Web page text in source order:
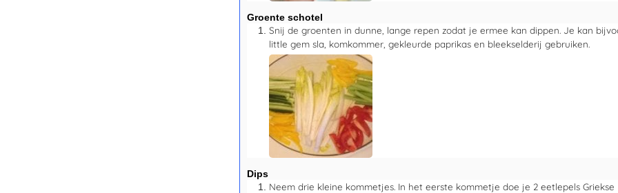
Groente schotel
Snij de groenten in dunne, lange repen zodat je ermee kan dippen. Je kan
little gem sla, komkommer, gekleurde paprikas en bleekselderij gebruiken.
Dips
Neem drie kleine kommetjes. In het eerste kommetje doe je 2 eetlepels Griekse